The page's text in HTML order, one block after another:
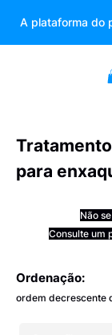
A plataforma do
para
Não
Consulte um
Ordenação:
ordem decrescente